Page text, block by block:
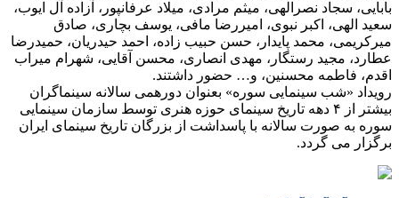
بابایی، سجاد نصرالهی، میثم مرادی، میلاد عرفانپور، آزاده آل ایوب،
سعید الهی، اکبر نبوی، امیررضا مافی، یوسف بچاری، صادق
میرکریمی، محمد پایدار، حسن حبیب زاده، احمد حیدریان، حمیدرضا
عطارد، مجید رستگار، مهدی انصاری، محسن آقایی، شهرام میراب
اقدم، فاطمه محسنین، و… حضور داشتند.
رویداد «شب سینمایی سوره» بعنوان دورهمی سالانه سینماگران
بیشتر از ۴ دهه تاریخ سینمای حوزه هنری توسط سازمان سینمایی
سوره به صورت سالانه با پاسداشت از بزرگان تاریخ سینمای ایران
برگزار می گردد.